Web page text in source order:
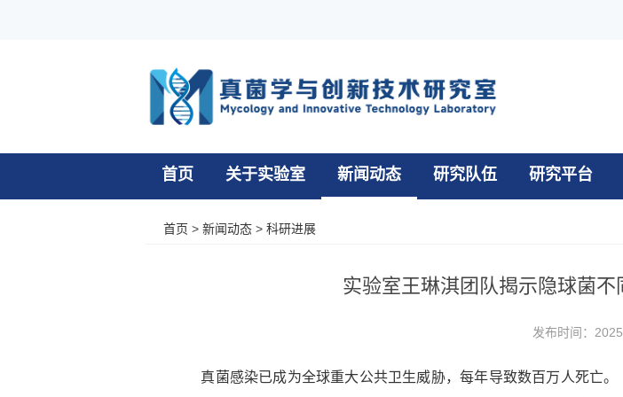
首页 关于实验室 新闻动态 研究队伍 研究平台
首页 >新闻动态 >科研进展
实验室王琳淇团队揭示隐球菌
发布时间：
真菌感染已成为全球重大公共卫生威胁，每年导致数百万人死亡